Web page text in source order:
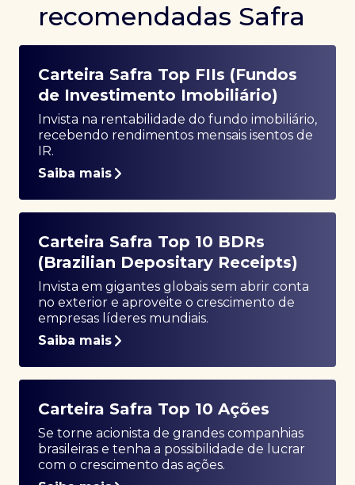
recomendadas Safra
Carteira Safra Top FIIs (Fundos
de Investimento Imobiliário)
Invista na rentabilidade do fundo imobiliário,
recebendo rendimentos mensais isentos de
IR.
Saiba mais
Carteira Safra Top 10 BDRs
(Brazilian Depositary Receipts)
Invista em gigantes globais sem abrir conta
no exterior e aproveite o crescimento de
empresas líderes mundiais.
Saiba mais
Carteira Safra Top 10 Ações
Se torne acionista de grandes companhias
brasileiras e tenha a possibilidade de lucrar
com o crescimento das ações.